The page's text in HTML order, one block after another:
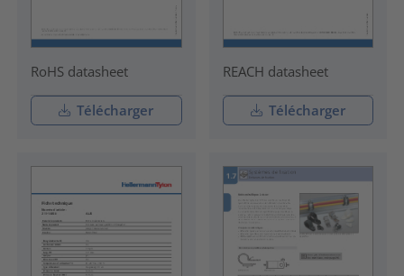
RoHS datasheet
Télécharger
REACH datasheet
Télécharger